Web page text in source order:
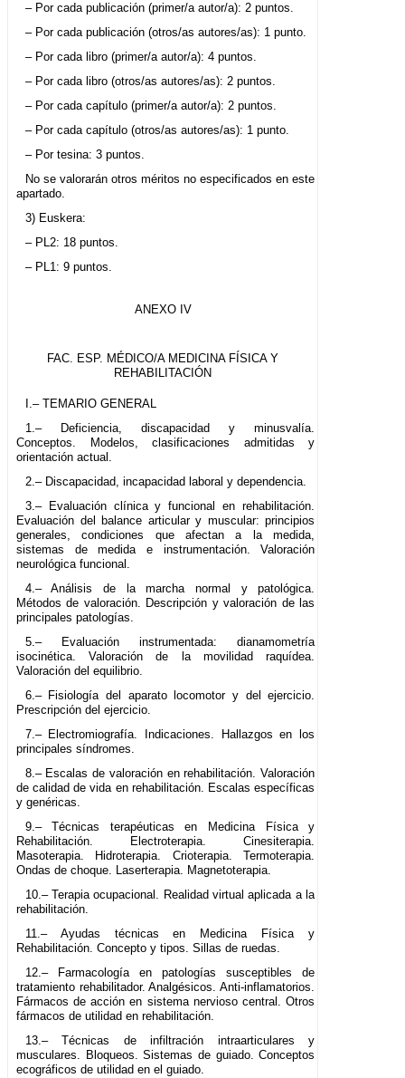
– Por cada publicación (primer/a autor/a): 2 puntos.
– Por cada publicación (otros/as autores/as): 1 punto.
– Por cada libro (primer/a autor/a): 4 puntos.
– Por cada libro (otros/as autores/as): 2 puntos.
– Por cada capítulo (primer/a autor/a): 2 puntos.
– Por cada capítulo (otros/as autores/as): 1 punto.
– Por tesina: 3 puntos.
No se valorarán otros méritos no especificados en este
apartado.
3) Euskera:
– PL2: 18 puntos.
– PL1: 9 puntos.
ANEXO IV
FAC. ESP. MÉDICO/A MEDICINA FÍSICA Y
REHABILITACIÓN
I.– TEMARIO GENERAL
1.– Deficiencia, discapacidad y minusvalía.
Conceptos. Modelos, clasificaciones admitidas y
orientación actual.
2.– Discapacidad, incapacidad laboral y dependencia.
3.– Evaluación clínica y funcional en rehabilitación.
Evaluación del balance articular y muscular: principios
generales, condiciones que afectan a la medida,
sistemas de medida e instrumentación. Valoración
neurológica funcional.
4.– Análisis de la marcha normal y patológica.
Métodos de valoración. Descripción y valoración de las
principales patologías.
5.– Evaluación instrumentada: dianamometría
isocinética. Valoración de la movilidad raquídea.
Valoración del equilibrio.
6.– Fisiología del aparato locomotor y del ejercicio.
Prescripción del ejercicio.
7.– Electromiografía. Indicaciones. Hallazgos en los
principales síndromes.
8.– Escalas de valoración en rehabilitación. Valoración
de calidad de vida en rehabilitación. Escalas específicas
y genéricas.
9.– Técnicas terapéuticas en Medicina Física y
Rehabilitación. Electroterapia. Cinesiterapia.
Masoterapia. Hidroterapia. Crioterapia. Termoterapia.
Ondas de choque. Laserterapia. Magnetoterapia.
10.– Terapia ocupacional. Realidad virtual aplicada a la
rehabilitación.
11.– Ayudas técnicas en Medicina Física y
Rehabilitación. Concepto y tipos. Sillas de ruedas.
12.– Farmacología en patologías susceptibles de
tratamiento rehabilitador. Analgésicos. Anti-inflamatorios.
Fármacos de acción en sistema nervioso central. Otros
fármacos de utilidad en rehabilitación.
13.– Técnicas de infiltración intraarticulares y
musculares. Bloqueos. Sistemas de guiado. Conceptos
ecográficos de utilidad en el guiado.